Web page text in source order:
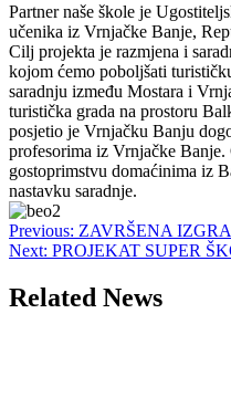
Partner naše škole je
učenika iz Vrnjačke Banje,
Cilj projekta je razmjena i
kojom ćemo poboljšati
saradnju između Mostara i
turistička grada na prostoru
posjetio je Vrnjačku Banju
profesorima iz Vrnjačke
gostoprimstvu domaćinima iz
nastavku saradnje.
Post
navigation
Previous: ZAVRŠENA
Next: PROJEKAT SUPER
Related News